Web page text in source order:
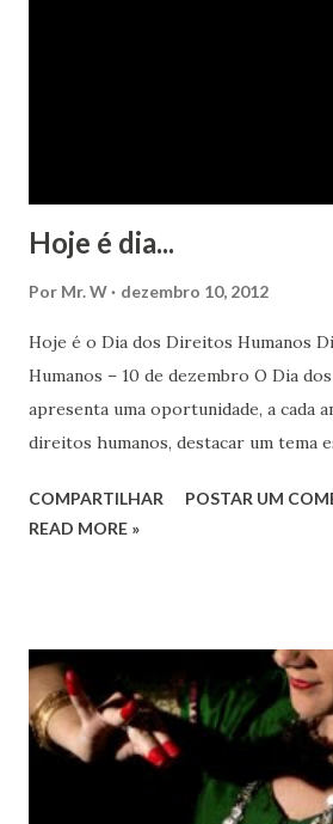
Hoje é dia...
Por Mr. W dezembro 10, 2012
Hoje é o Dia dos Direitos Humanos
Humanos – 10 de dezembro O Dia
apresenta uma oportunidade, a cada
direitos humanos, destacar um tema
em todos os lugares. Este ano, o
Estes direitos humanos – os direitos
e de expressão, de reunião pacífica e
participar no governo (artigos 19, 20
Universal dos Direitos Humanos ) –
das mudanças históricas no mundo
COMPARTILHAR
POSTAR UM
READ MORE »